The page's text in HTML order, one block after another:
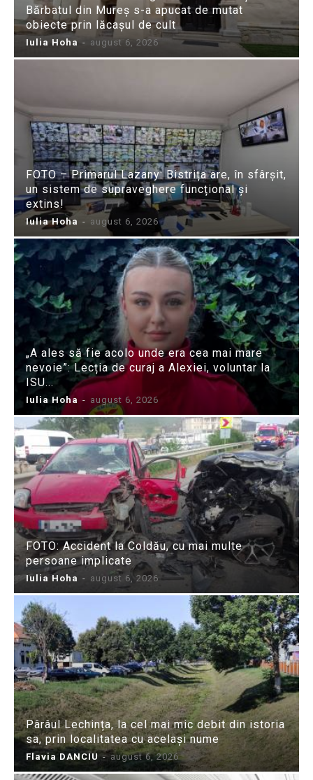
Bărbatul din Mureș s-a apucat de mutat
obiecte prin lăcașul de cult
Iulia Hoha - august 6, 2026
FOTO – Primarul Lazany: Bistrița are, în sfârșit,
un sistem de supraveghere funcțional și
extins!
Iulia Hoha - august 6, 2026
„A ales să fie acolo unde era cea mai mare
nevoie”: Lecția de curaj a Alexiei, voluntar la
ISU...
Iulia Hoha - august 6, 2026
FOTO: Accident la Coldău, cu mai multe
persoane implicate
Iulia Hoha - august 6, 2026
Pârâul Lechința, la cel mai mic debit din istoria
sa, prin localitatea cu același nume
Flavia DANCIU - august 6, 2026